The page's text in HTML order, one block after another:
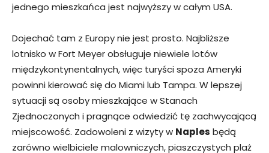
jednego mieszkańca jest najwyższy w całym USA.
Dojechać tam z Europy nie jest prosto. Najbliższe
lotnisko w Fort Meyer obsługuje niewiele lotów
międzykontynentalnych, więc turyści spoza Ameryki
powinni kierować się do Miami lub Tampa. W lepszej
sytuacji są osoby mieszkające w Stanach
Zjednoczonych i pragnące odwiedzić tę zachwycającą
miejscowość. Zadowoleni z wizyty w Naples będą
zarówno wielbiciele malowniczych, piaszczystych plaż